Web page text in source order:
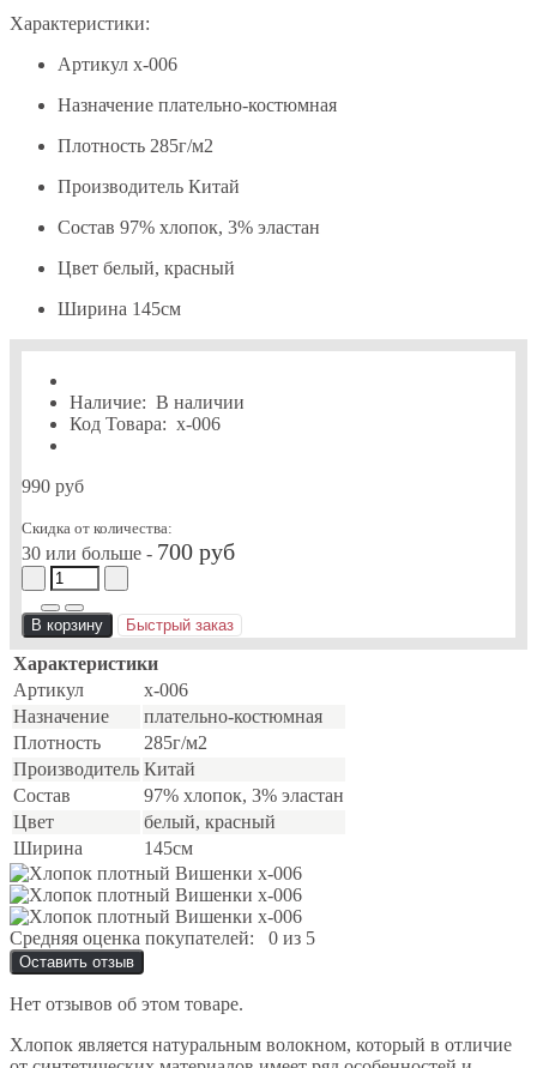
Характеристики:
Артикул х-006
Назначение плательно-костюмная
Плотность 285г/м2
Производитель Китай
Состав 97% хлопок, 3% эластан
Цвет белый, красный
Ширина 145см
Наличие: В наличии
Код Товара: х-006
990 руб
Скидка от количества:
30 или больше - 700 руб
В корзину Быстрый заказ
Характеристики
Артикул
х-006
Назначение
плательно-костюмная
Плотность
285г/м2
Производитель Китай
Состав
97% хлопок, 3% эластан
Цвет
белый, красный
Ширина
145см
Средняя оценка покупателей: 0 из 5
Оставить отзыв
Нет отзывов об этом товаре.
Хлопок является натуральным волокном, который в отличие